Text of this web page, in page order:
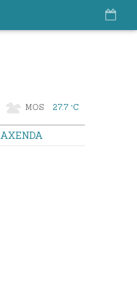
MOS 27.7 °C
AXENDA